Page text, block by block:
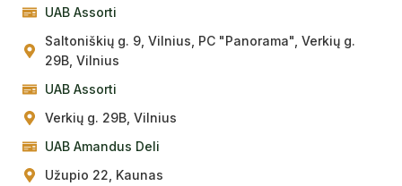
UAB Assorti
Saltoniškių g. 9, Vilnius, PC "Panorama", Verkių g.
29B, Vilnius
UAB Assorti
Verkių g. 29B, Vilnius
UAB Amandus Deli
Užupio 22, Kaunas